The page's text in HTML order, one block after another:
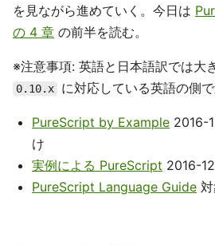
を見ながら進めていく。今日は
の 4 章 の前半を読む。
※注意事項: 英語と日本語訳では大
0.10.x に対応している英語の側で
PureScript by Example 2016-
け
実例による PureScript 2016-
PureScript Language Guide